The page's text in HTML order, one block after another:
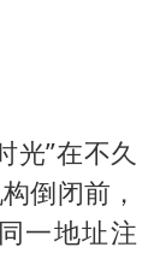
光”在不久
倒闭前，
一地址注